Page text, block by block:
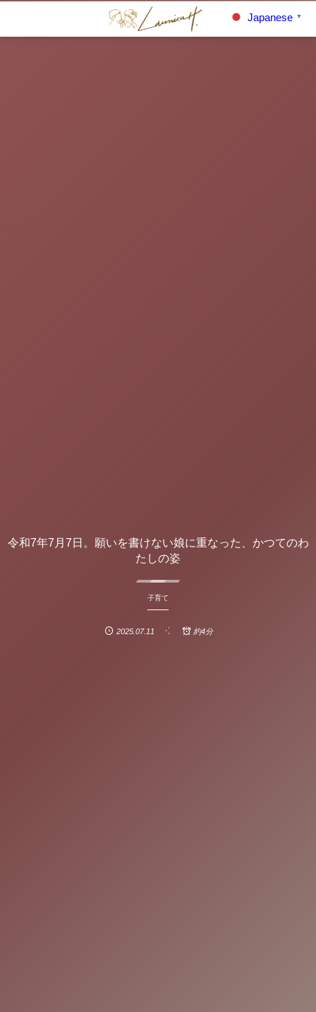
令和7年7月7日。願いを書けない娘に重なった、かつてのわ
たしの姿
子育て
2025.07.11 約4分
Japanese ▼